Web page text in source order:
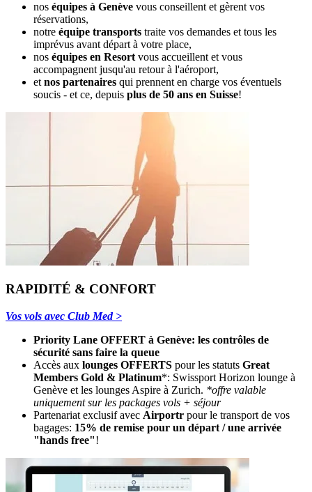
nos équipes à Genève vous conseillent et gèrent vos
réservations,
notre équipe transports traite vos demandes et tous les
imprévus avant départ à votre place,
nos équipes en Resort vous accueillent et vous
accompagnent jusqu'au retour à l'aéroport,
et nos partenaires qui prennent en charge vos éventuels
soucis - et ce, depuis plus de 50 ans en Suisse!
RAPIDITÉ & CONFORT
Vos vols avec Club Med >
Priority Lane OFFERT à Genève: les contrôles de
sécurité sans faire la queue
Accès aux lounges OFFERTS pour les statuts Great
Members Gold & Platinum*: Swissport Horizon lounge à
Genève et les lounges Aspire à Zurich. *offre valable
uniquement sur les packages vols + séjour
Partenariat exclusif avec Airportr pour le transport de vos
bagages: 15% de remise pour un départ / une arrivée
"hands free"!